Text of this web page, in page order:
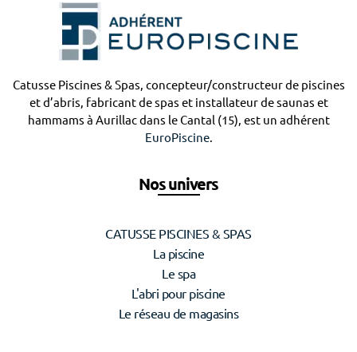
Catusse Piscines & Spas, concepteur/constructeur de piscines
et d’abris, fabricant de spas et installateur de saunas et
hammams à Aurillac dans le Cantal (15), est un adhérent
EuroPiscine.
Nos univers
CATUSSE PISCINES & SPAS
La piscine
Le spa
L'abri pour piscine
Le réseau de magasins